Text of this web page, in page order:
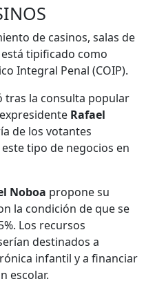
de casinos, salas de
tipificado como
Integral Penal (COIP).
tras la consulta popular
Rafael
de los votantes
tipo de negocios en
Noboa propone su
la condición de que se
Los recursos
destinados a
infantil y a financiar
escolar.